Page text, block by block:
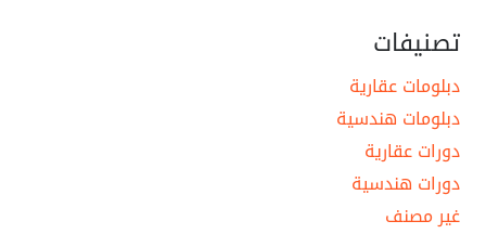
تصنيفات
دبلومات عقارية
دبلومات هندسية
دورات عقارية
دورات هندسية
غير مصنف